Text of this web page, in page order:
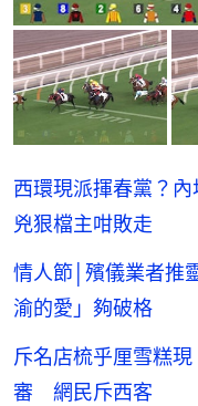
西環現派揮春黨？
兇狠檔主咁敗走
情人節│殯儀業者推
渝的愛」夠破格
斥名店梳乎厘雪糕
審 網民斥西客